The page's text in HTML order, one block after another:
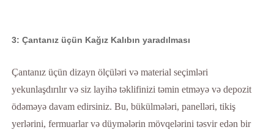
3: Çantanız üçün Kağız Kalıbın yaradılması
Çantanız üçün dizayn ölçüləri və material seçimləri
yekunlaşdırılır və siz layihə təklifinizi təmin etməyə və depozit
ödəməyə davam edirsiniz. Bu, bükülmələri, panelləri, tikiş
yerlərini, fermuarlar və düymələrin mövqelərini təsvir edən bir